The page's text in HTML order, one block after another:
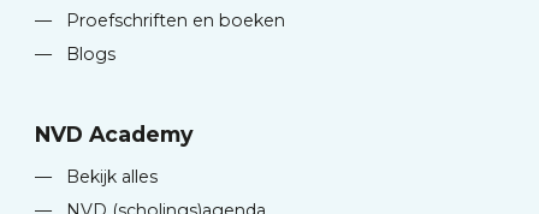
—
Proefschriften en boeken
—
Blogs
NVD Academy
—
Bekijk alles